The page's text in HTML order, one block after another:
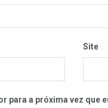
Site
para a próxima vez que